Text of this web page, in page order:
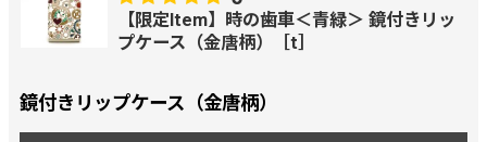
【限定Item】時の歯車＜青緑＞ 鏡付きリッ
プケース（金唐柄）［t］
鏡付きリップケース（金唐柄）